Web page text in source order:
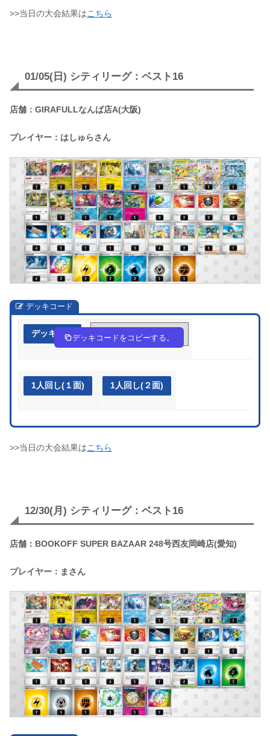
>>当日の大会結果はこちら
01/05(日) シティリーグ：ベスト16
店舗：GIRAFULLなんば店A(大阪)
プレイヤー：はしゅらさん
デッキコード
デッキ作成 K8cx48-8EjbM2-YxD488
デッキコードをコピーする。
1人回し(１面) 1人回し(２面)
>>当日の大会結果はこちら
12/30(月) シティリーグ：ベスト16
店舗：BOOKOFF SUPER BAZAAR 248号西友岡崎店(愛知)
プレイヤー：まさん